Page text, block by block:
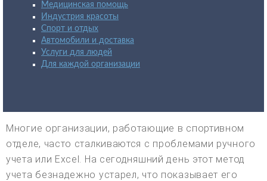
Медицинская помощь
Индустрия красоты
Спорт и отдых
Автомобили и доставка
Услуги для людей
Для каждой организации
Многие организации, работающие в спортивном
отделе, часто сталкиваются с проблемами ручного
учета или Excel. На сегодняшний день этот метод
учета безнадежно устарел, что показывает его